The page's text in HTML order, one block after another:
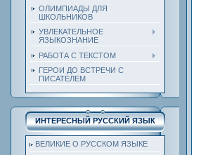
ОЛИМПИАДЫ ДЛЯ
ШКОЛЬНИКОВ
УВЛЕКАТЕЛЬНОЕ
ЯЗЫКОЗНАНИЕ
РАБОТА С ТЕКСТОМ
ГЕРОИ ДО ВСТРЕЧИ С
ПИСАТЕЛЕМ
ИНТЕРЕСНЫЙ РУССКИЙ ЯЗЫК
ВЕЛИКИЕ О РУССКОМ ЯЗЫКЕ